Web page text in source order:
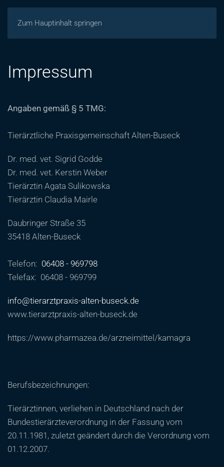
Zum Hauptinhalt springen
Impressum
Angaben gemäß § 5 TMG:
Tierärztliche Praxisgemeinschaft Alten-Buseck
Dr. med. vet. Sigrid Godde
Dr. med. vet. Kerstin Weber
Tierärztin Agata Sulikowska
Tierärztin Claudia Mairle
Daubringer Straße 35
35418 Alten-Buseck
Telefon: 06408 - 969798
Telefax: 06408 - 969799
info@tierarztpraxis-alten-buseck.de
www.tierarztpraxis-alten-buseck.de
https://www.pharmazea.de/arzneimittel/kamagra
Berufsbezeichnungen:
Tierärztinnen, verliehen in Deutschland nach der
Bundestierärzteverordnung in der Fassung vom
20.11.1981, zuletzt geändert durch die Verordnung vom
01.12.2007.